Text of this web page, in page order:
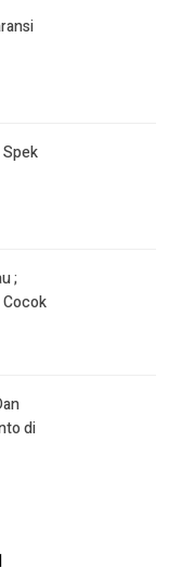
;
Cocok
di